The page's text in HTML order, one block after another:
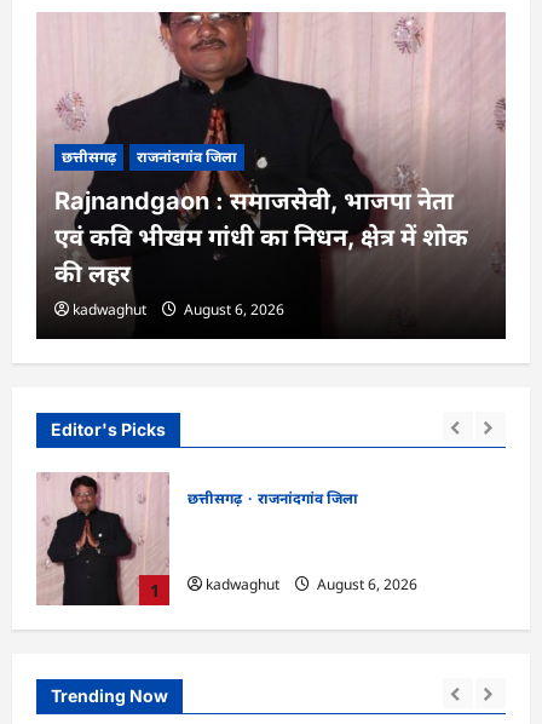
Editor's Picks
1
छत्तीसगढ़
राजनांदगांव जिला
kadwaghut
August 6, 2026
छत्तीसगढ़ राजनांदगांव जिला
Rajnandgaon : समाजसेवी, भाजपा नेता
एवं कवि भीखम गांधी का निधन, क्षेत्र में शोक
की लहर
kadwaghut August 6, 2026
Trending Now